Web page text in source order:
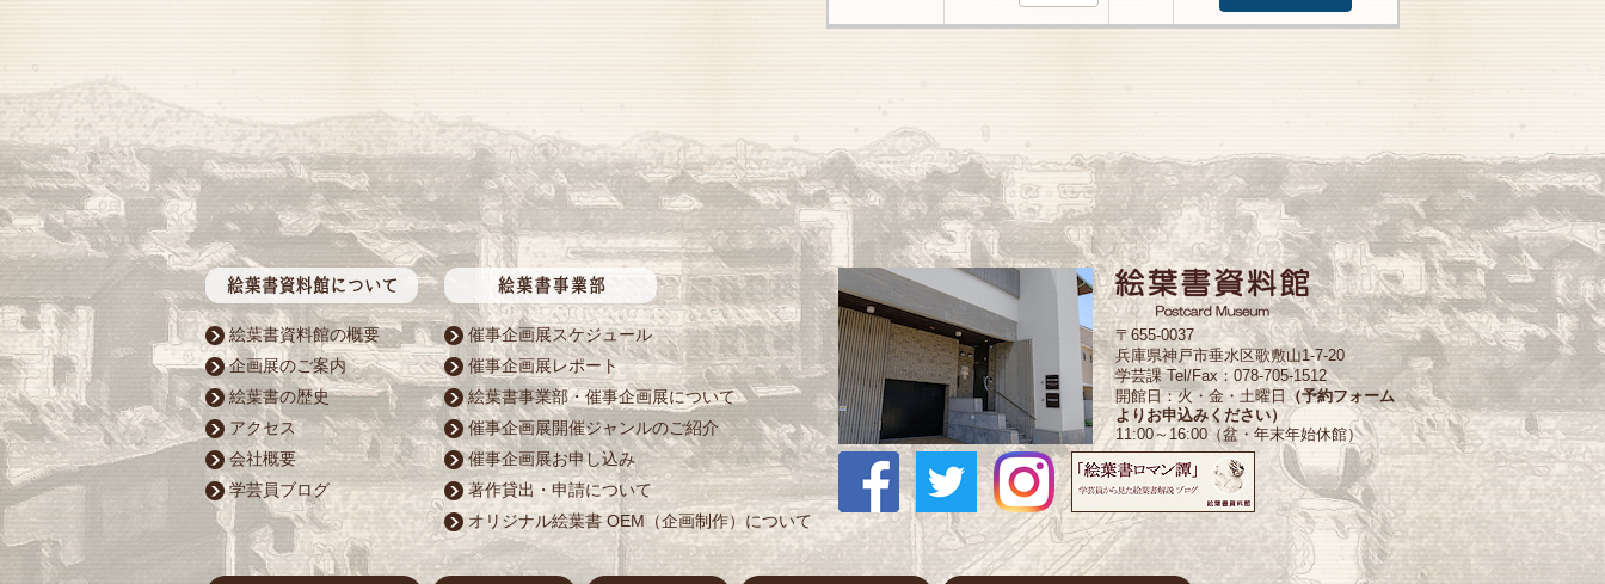
絵葉書資料館の概要
企画展のご案内
絵葉書の歴史
アクセス
会社概要
学芸員ブログ
催事企画展スケジュール
催事企画展レポート
絵葉書事業部・催事企画展について
催事企画展開催ジャンルのご紹介
催事企画展お申し込み
著作貸出・申請について
オリジナル絵葉書 OEM（企画制作）について
〒655-0037
兵庫県神戸市垂水区歌敷山1-7-20
学芸課 Tel/Fax：078-705-1512
開館日：火・金・土曜日 （予約フォーム
よりお申込みください）
11:00～16:00（盆・年末年始休館）